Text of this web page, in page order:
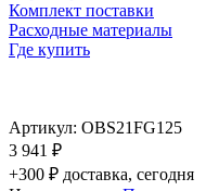
Комплект поставки
Расходные материалы
Где купить
Артикул: OBS21FG125
3 941 ₽
+300 ₽ доставка, сегодня